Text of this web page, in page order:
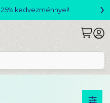
kedvezménnyel! ›